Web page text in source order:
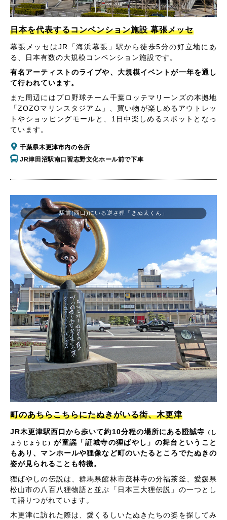
日本を代表するコンベンション施設 幕張メッセ
幕張メッセはJR「海浜幕張」駅から徒歩5分の好立地にあ
る、日本有数の大規模コンベンション施設です。
有名アーティストのライブや、大規模イベントが一年を通し
て行われています。
また周辺にはプロ野球チーム千葉ロッテマリーンズの本拠地
「ZOZOマリンスタジアム」、買い物が楽しめるアウトレッ
トやショッピングモールと、1日中楽しめるスポットとなっ
ています。
千葉県木更津市内の各所
JR津田沼駅南口習志野文化ホール前で下車
駅前(西口)にいる逆さ狸「きぬ太くん」
町のあちらこちらにたぬきがいる街、木更津
JR木更津駅西口から歩いて約10分程の場所にある證誠寺 （し
ょうじょうじ）が童謡「証城寺の狸ばやし」の舞台ということ
もあり、マンホールや狸像など町のいたるところでたぬきの
姿が見られることも特徴。
狸ばやしの伝説は、群馬県館林市茂林寺の分福茶釜、愛媛県
松山市の八百八狸物語と並ぶ「日本三大狸伝説」の一つとし
て語りつがれています。
木更津に訪れた際は、愛くるしいたぬきたちの姿を探してみ